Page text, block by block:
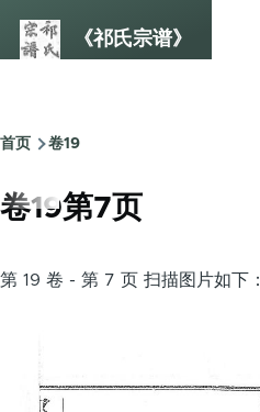
《祁氏宗谱》
面
包
屑
首页 卷19
卷19第7页
第 19 卷 - 第 7 页 扫描图片如下：